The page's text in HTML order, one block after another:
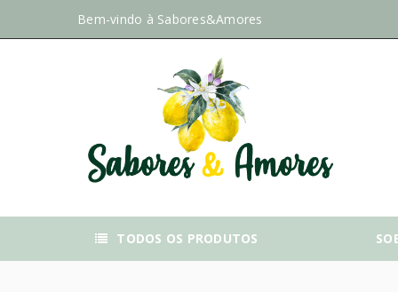
Bem-vindo à Sabores&Amores
TODOS OS PRODUTOS